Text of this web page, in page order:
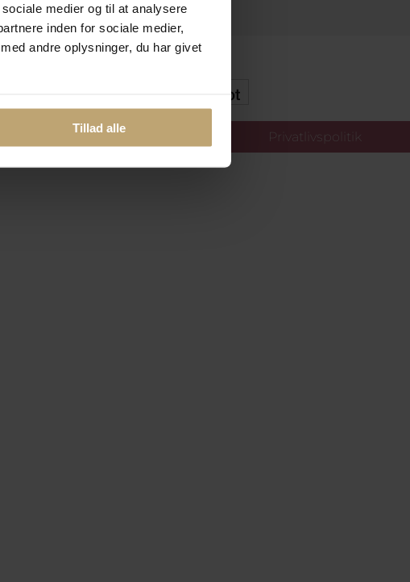
medier og til at analysere
inden for sociale medier,
andre oplysninger, du har givet
Tillad alle
Sikker Og Tryg E-Handel
indstillinger Privatlivspolitik